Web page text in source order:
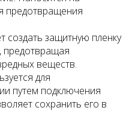
предотвращения
создать защитную пленку
предотвращая
веществ.
для
путем подключения
сохранить его в